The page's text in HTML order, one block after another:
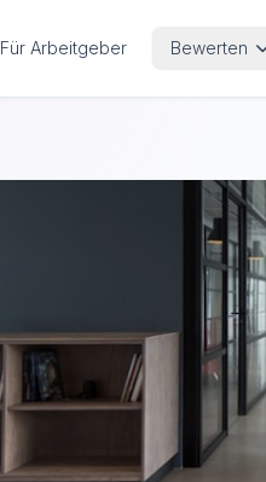
Für Arbeitgeber Bewerten